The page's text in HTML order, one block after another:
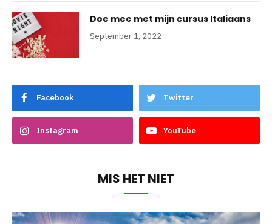
Doe mee met mijn cursus Italiaans
September 1, 2022
Facebook Twitter
Instagram YouTube
MIS HET NIET